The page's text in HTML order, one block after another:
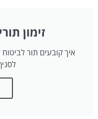
זימון
איך קובעים תור